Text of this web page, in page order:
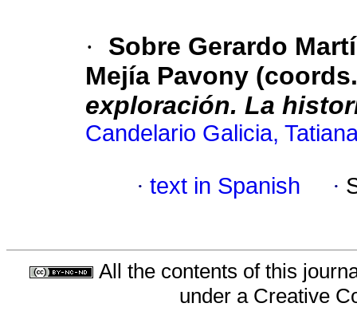
·
Sobre Gerardo
Mejía Pavony
exploración. La
Candelario Galicia,
· text in Spanish ·
All the contents of this
under a Creative